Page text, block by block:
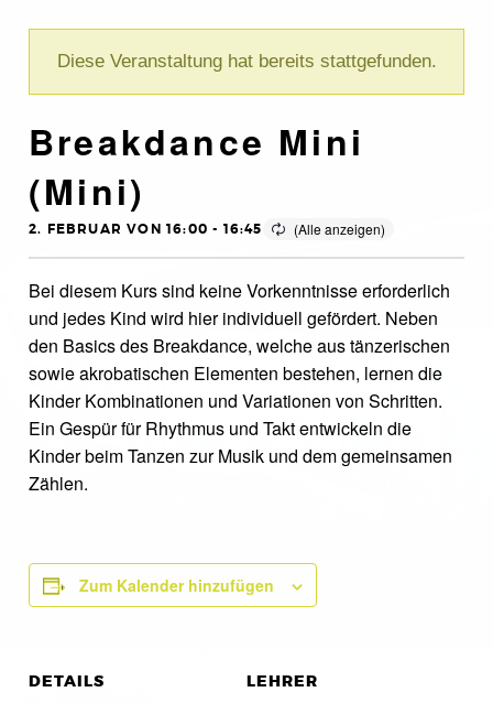
Diese Veranstaltung hat bereits stattgefunden.
Breakdance Mini
(Mini)
2. FEBRUAR VON 16:00 - 16:45
Bei diesem Kurs sind keine Vorkenntnisse erforderlich
und jedes Kind wird hier individuell gefördert. Neben
den Basics des Breakdance, welche aus tänzerischen
sowie akrobatischen Elementen bestehen, lernen die
Kinder Kombinationen und Variationen von Schritten.
Ein Gespür für Rhythmus und Takt entwickeln die
Kinder beim Tanzen zur Musik und dem gemeinsamen
Zählen.
Zum Kalender hinzufügen
DETAILS LEHRER